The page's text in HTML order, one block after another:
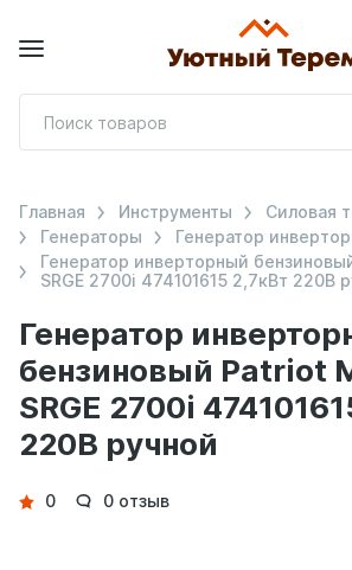
Генератор
бензиновый Patriot
SRGE 2700i
220В ручной
Главная Инструменты
Силовая
Генераторы
Генератор
Генератор инверторный
SRGE 2700i 474101615 2,7кВт 220В
Детали
0 0 отзыв